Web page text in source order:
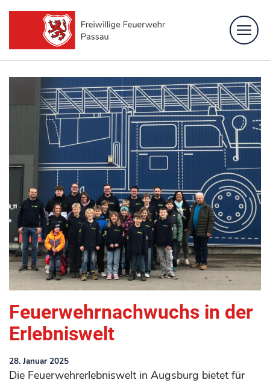
Löschzüge
Fachbereiche
Bürgerinformation
Kontakt
Feuerwehrnachwuchs in der
Erlebniswelt
28. Januar 2025
Die Feuerwehrerlebniswelt in Augsburg bietet für